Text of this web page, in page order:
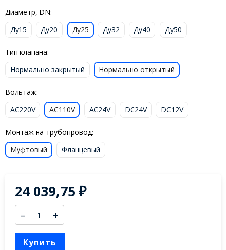
Диаметр, DN:
Ду15
Ду20 Ду25 Ду32 Ду40 Ду50
Тип клапана:
Нормально закрытый
Нормально открытый
Вольтаж:
AC220V
AC110V AC24V DC24V DC12V
Монтаж на трубопровод:
Муфтовый
Фланцевый
24 039,75₽
– +
Купить